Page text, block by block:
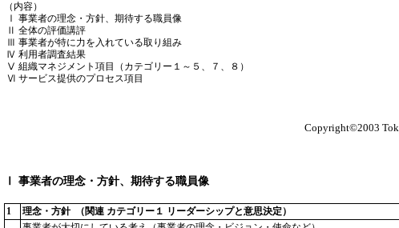
（内容）
Ⅰ 事業者の理念・方針、期待する職員像
Ⅱ 全体の評価講評
Ⅲ 事業者が特に力を入れている取り組み
Ⅳ 利用者調査結果
Ⅴ 組織マネジメント項目（カテゴリー１～５、７、８）
Ⅵ サービス提供のプロセス項目
Copyright©2003
Ⅰ 事業者の理念・方針、期待する職員像
1
理念・方針 （関連 カテゴリー１ リーダーシップと意思決定）